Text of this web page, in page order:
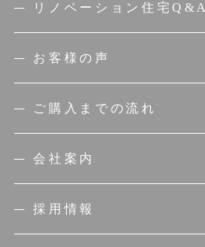
リノベーション住宅Q&A
お客様の声
ご購入までの流れ
会社案内
採用情報